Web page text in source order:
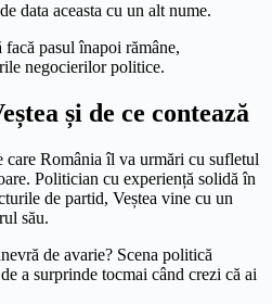
data aceasta cu un alt nume.
pasul înapoi rămâne,
negocierilor politice.
și de ce contează
România îl va urmări cu sufletul
Politician cu experiență solidă în
de partid, Veștea vine cu un
său.
de avarie? Scena politică
a surprinde tocmai când crezi că ai